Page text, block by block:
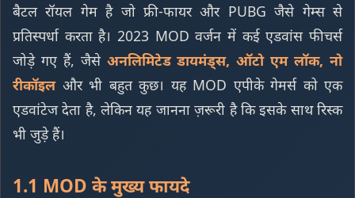
बैटल रॉयल गेम है जो फ्री-फायर और PUBG जैसे गेम्स से
प्रतिस्पर्धा करता है। 2023 MOD वर्जन में कई एडवांस फीचर्स
जोड़े गए हैं, जैसे अनलिमिटेड डायमंड्स, ऑटो एम लॉक, नो
रीकॉइलऔर भी बहुत कुछ। यह MOD एपीके गेमर्स को एक
एडवांटेज देता है, लेकिन यह जानना ज़रूरी है कि इसके साथ रिस्क
भी जुड़े हैं।
1.1 MOD के मुख्य फायदे